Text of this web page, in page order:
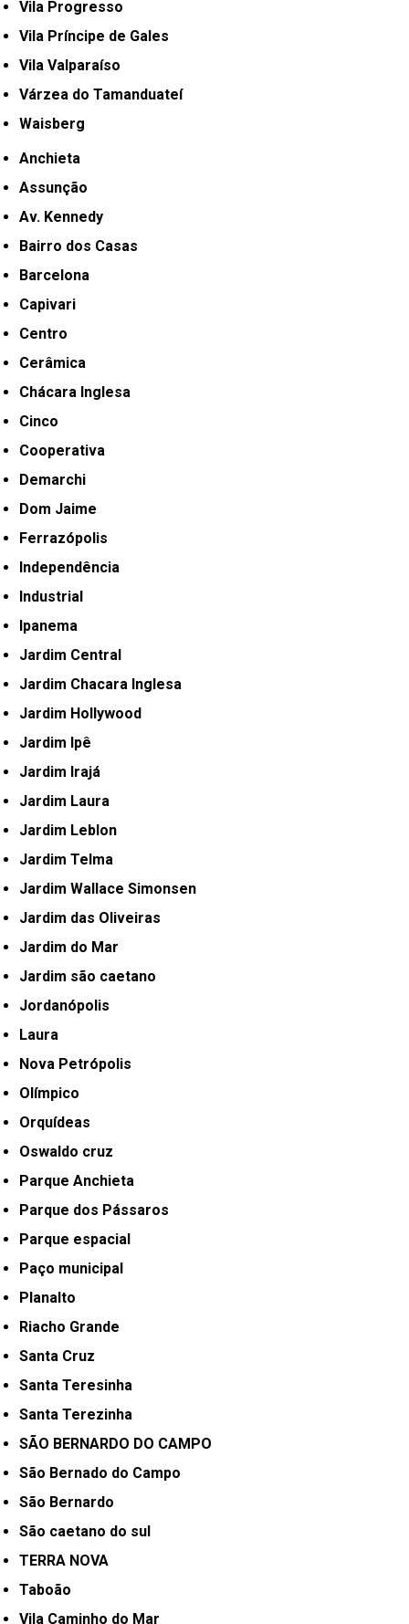
Vila Progresso
Vila Príncipe de Gales
Vila Valparaíso
Várzea do Tamanduateí
Waisberg
Anchieta
Assunção
Av. Kennedy
Bairro dos Casas
Barcelona
Capivari
Centro
Cerâmica
Chácara Inglesa
Cinco
Cooperativa
Demarchi
Dom Jaime
Ferrazópolis
Independência
Industrial
Ipanema
Jardim Central
Jardim Chacara Inglesa
Jardim Hollywood
Jardim Ipê
Jardim Irajá
Jardim Laura
Jardim Leblon
Jardim Telma
Jardim Wallace Simonsen
Jardim das Oliveiras
Jardim do Mar
Jardim são caetano
Jordanópolis
Laura
Nova Petrópolis
Olímpico
Orquídeas
Oswaldo cruz
Parque Anchieta
Parque dos Pássaros
Parque espacial
Paço municipal
Planalto
Riacho Grande
Santa Cruz
Santa Teresinha
Santa Terezinha
SÃO BERNARDO DO CAMPO
São Bernado do Campo
São Bernardo
São caetano do sul
TERRA NOVA
Taboão
Vila Caminho do Mar